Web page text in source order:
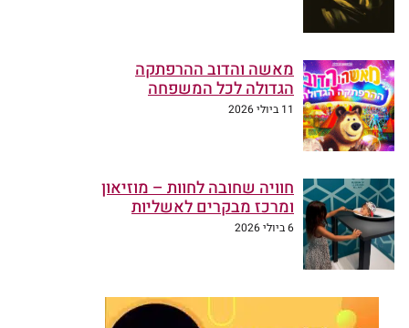
מאשה והדוב ההרפתקה
הגדולה לכל המשפחה
11 ביולי 2026
חוויה שחובה לחוות – מוזיאון
ומרכז מבקרים לאשליות
6 ביולי 2026